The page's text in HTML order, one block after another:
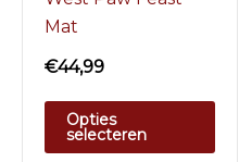
Mat
€44,99
Opties
selecteren